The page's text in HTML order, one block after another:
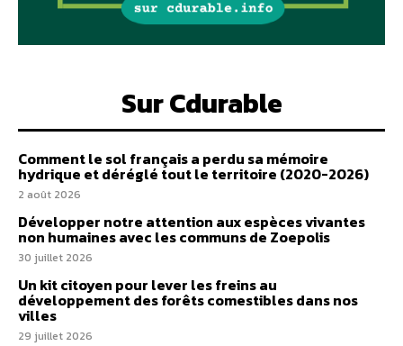
Sur Cdurable
Comment le sol français a perdu sa mémoire
hydrique et déréglé tout le territoire (2020-2026)
2 août 2026
Développer notre attention aux espèces vivantes
non humaines avec les communs de Zoepolis
30 juillet 2026
Un kit citoyen pour lever les freins au
développement des forêts comestibles dans nos
villes
29 juillet 2026